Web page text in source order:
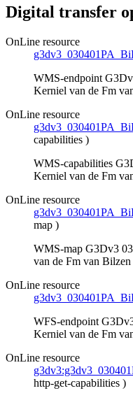
Digital transfer
OnLine resource
WMS-endpoint
Kerniel van de Fm
OnLine resource
capabilities )
WMS-capabilities
Kerniel van de Fm
OnLine resource
map )
WMS-map G3Dv3
van de Fm van Bilzen
OnLine resource
WFS-endpoint
Kerniel van de Fm
OnLine resource
http-get-capabilities )